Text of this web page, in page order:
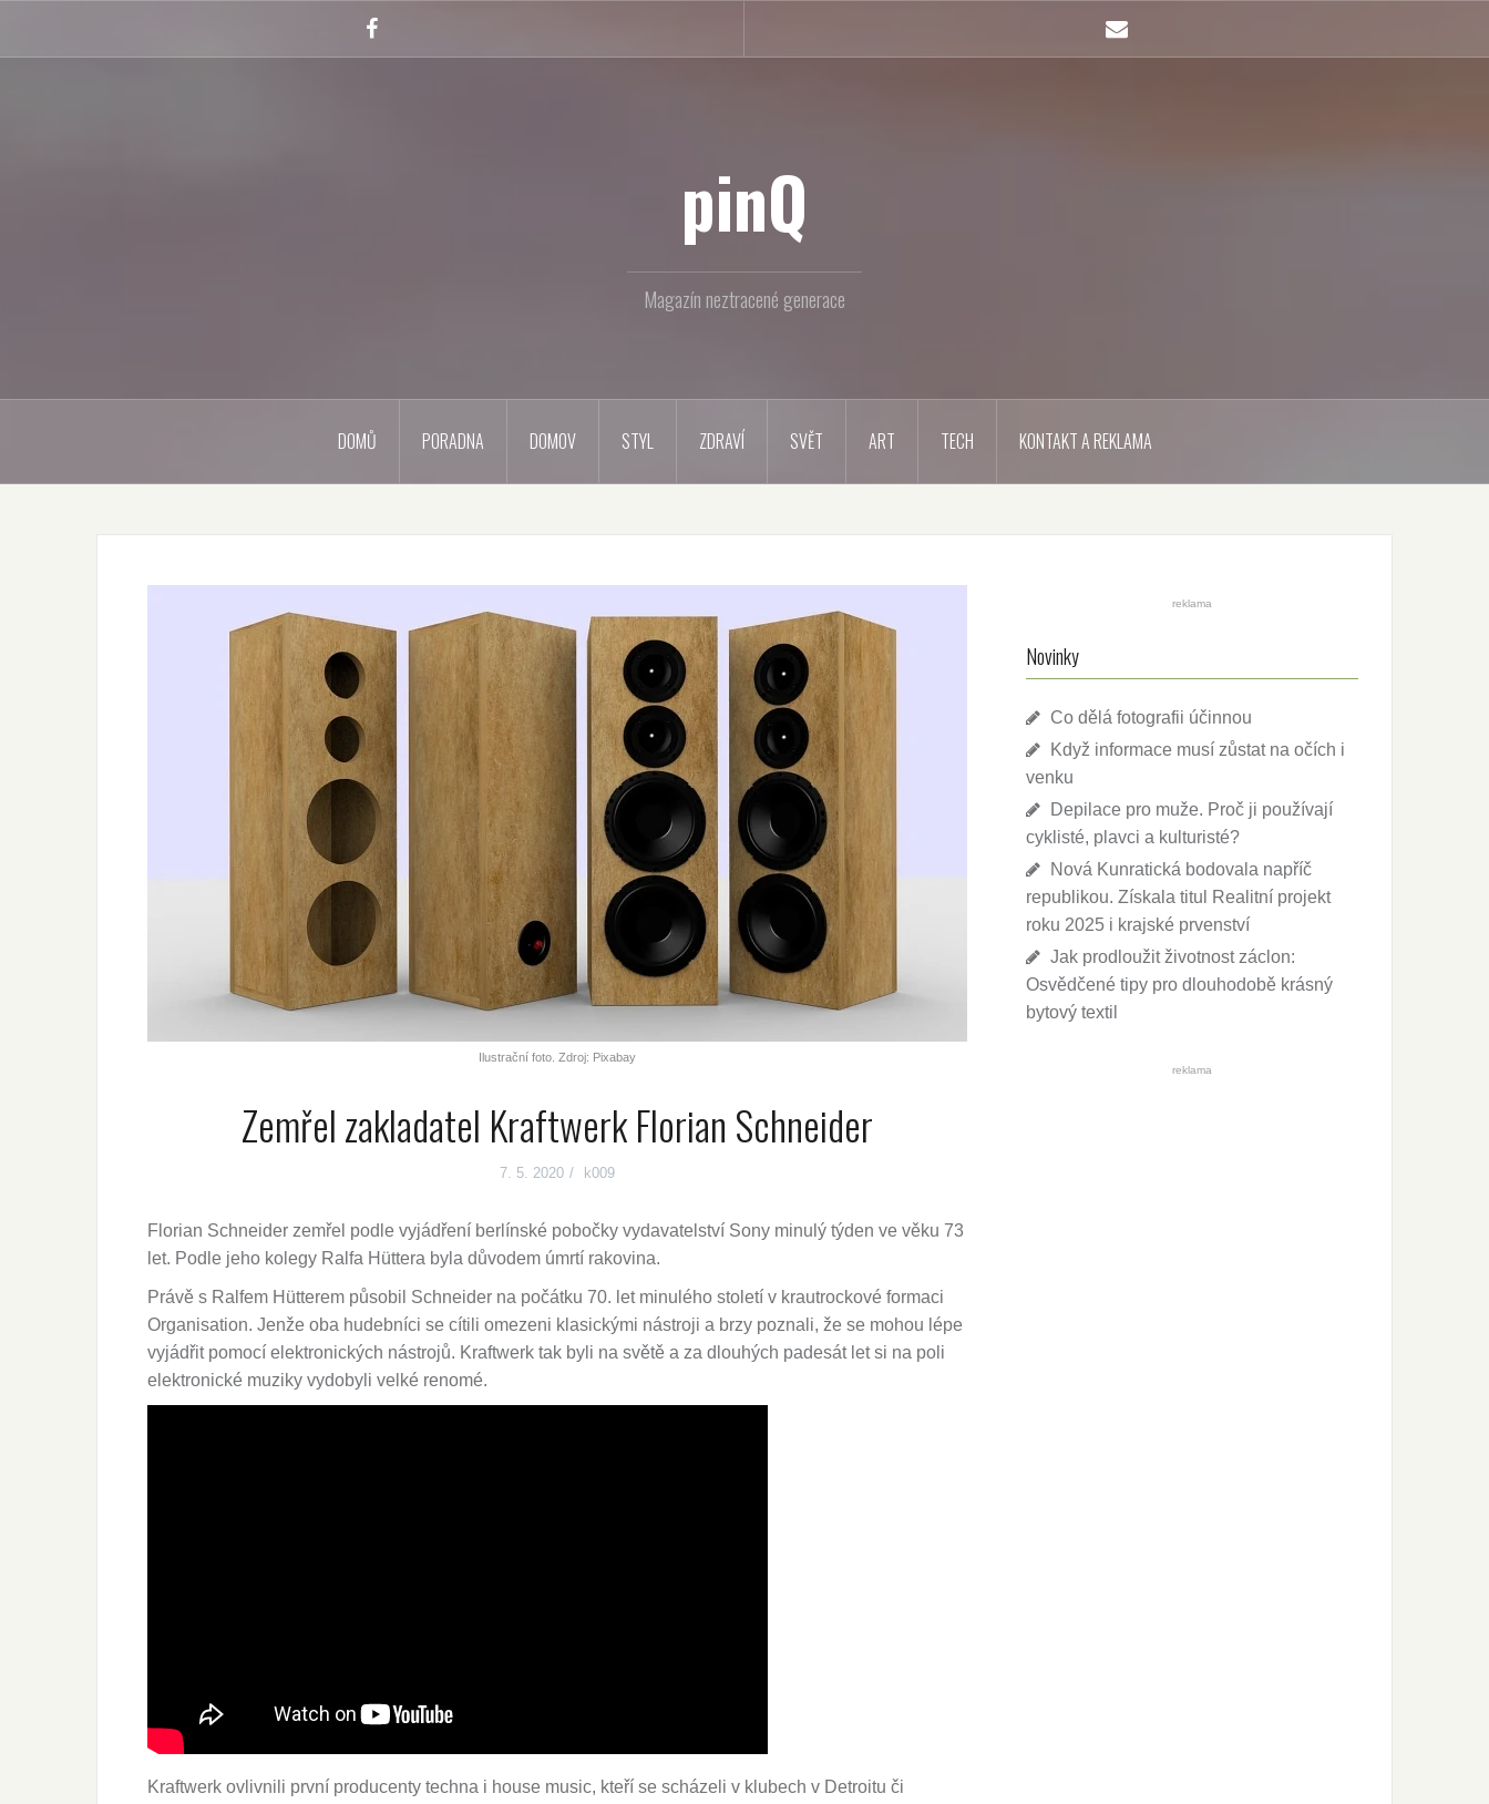
pinQ
Magazín neztracené generace
DOMŮ PORADNA DOMOV STYL ZDRAVÍ SVĚT ART TECH KONTAKT A REKLAMA
Ilustrační foto. Zdroj: Pixabay
Zemřel zakladatel Kraftwerk Florian Schneider
7. 5. 2020 k009
Florian Schneider zemřel podle vyjádření berlínské pobočky vydavatelství Sony minulý týden ve věku 73
let. Podle jeho kolegy Ralfa Hüttera byla důvodem úmrtí rakovina.
Právě s Ralfem Hütterem působil Schneider na počátku 70. let minulého století v krautrockové formaci
Organisation. Jenže oba hudebníci se cítili omezeni klasickými nástroji a brzy poznali, že se mohou lépe
vyjádřit pomocí elektronických nástrojů. Kraftwerk tak byli na světě a za dlouhých padesát let si na poli
elektronické muziky vydobyli velké renomé.
Kraftwerk ovlivnili první producenty techna i house music, kteří se scházeli v klubech v Detroitu či
reklama
Novinky
Co dělá fotografii účinnou
Když informace musí zůstat na očích i
venku
Depilace pro muže. Proč ji používají
cyklisté, plavci a kulturisté?
Nová Kunratická bodovala napříč
republikou. Získala titul Realitní projekt
roku 2025 i krajské prvenství
Jak prodloužit životnost záclon:
Osvědčené tipy pro dlouhodobě krásný
bytový textil
reklama